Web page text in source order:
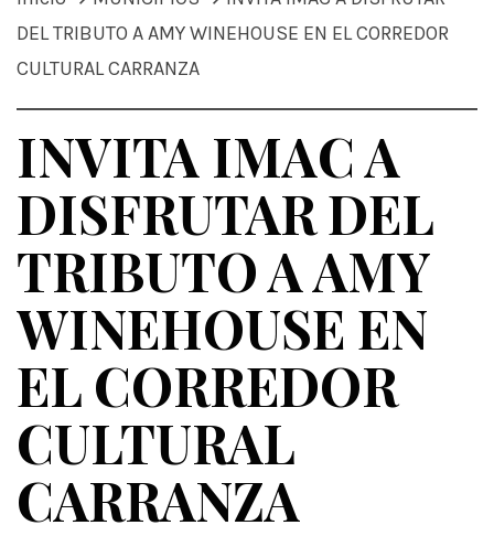
DEL TRIBUTO A AMY WINEHOUSE EN EL CORREDOR
CULTURAL CARRANZA
INVITA IMAC A
DISFRUTAR DEL
TRIBUTO A AMY
WINEHOUSE EN
EL CORREDOR
CULTURAL
CARRANZA